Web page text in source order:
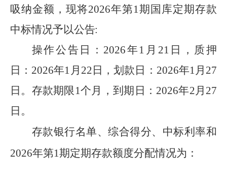
吸纳金额，现将2026年第1期国库定期存款
中标情况予以公告:
操作公告日： 2026年1月21日，质押
日：2026年1月22日，划款日：2026年1月27
日。存款期限1个月，到期日：2026年2月27
日。
存款银行名单、综合得分、中标利率和
2026年第1期定期存款额度分配情况为：